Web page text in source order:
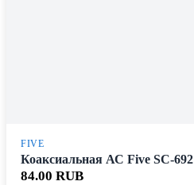
FIVE
Коаксиальная АС Five SC-692
84.00 RUB